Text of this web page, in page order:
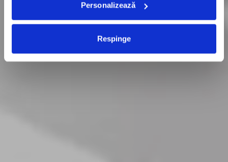
Personalizează
Respinge